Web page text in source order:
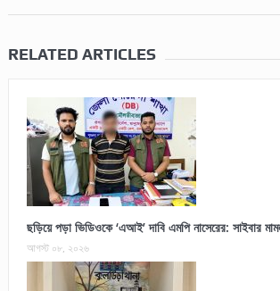
RELATED ARTICLES
ছড়িয়ে পড়া ভিডিওকে ‘এআই’ দাবি এমপি নাসেরের: সাইবার
আগস্ট ০৮, ২০২৬